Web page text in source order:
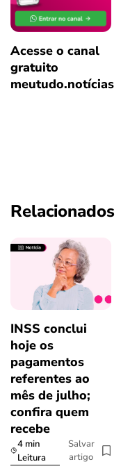
Acesse o canal
gratuito
meutudo.notícias
Relacionados
INSS conclui
hoje os
pagamentos
referentes ao
mês de julho;
confira quem
recebe
4 min
Leitura
Salvar
artigo